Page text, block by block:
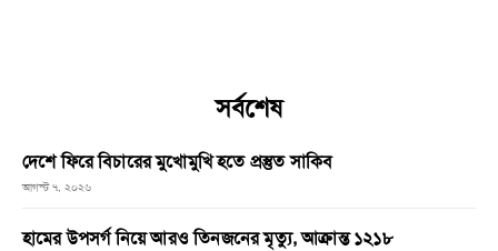
সর্বশেষ
দেশে ফিরে বিচারের মুখোমুখি হতে প্রস্তুত সাকিব
আগস্ট ৭, ২০২৬
হামের উপসর্গ নিয়ে আরও তিনজনের মৃত্যু, আক্রান্ত ১২১৮